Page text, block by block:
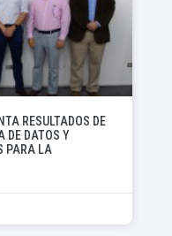
RESULTADOS DE
DE DATOS Y
PARA LA